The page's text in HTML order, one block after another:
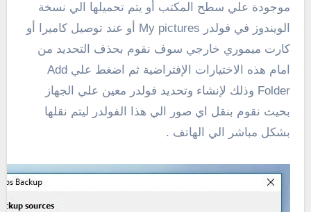
موجودة علي سطح المكتب أو يتم تحميلها الي نسخة
الويندوز في فولدر My pictures أو عند توصيل كاميرا أو
كارت ميموري خارجي سوف نقوم بحذف التحديد من
امام هذه الاختيارات الإفتراضية ثم اضغط علي Add
Folder وذلك لإنشاء وتحديد فولدر معين علي الجهاز
بحيث نقوم بنقل اي صور الي هذا الفولدر ليتم نقلها
بشكل مباشر الي الهاتف .